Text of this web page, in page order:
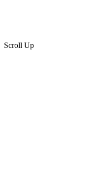
Scroll Up